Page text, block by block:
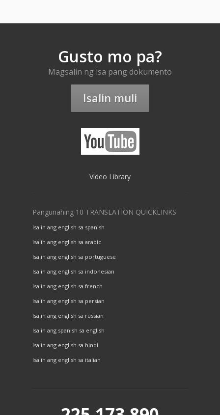
Gusto mo pa?
Magsalin ng isa pang dokumento
Isalin muli
Video Library
Pangunahing 10 TRANSLATION QUICKLINKS
Isalin ang english sa spanish
Isalin ang english sa arabic
Isalin ang english sa portuguese
Isalin ang english sa indonesian
Isalin ang english sa french
Isalin ang english sa persian
Isalin ang english sa russian
Isalin ang spanish sa english
Isalin ang english sa hindi
Isalin ang english sa italian